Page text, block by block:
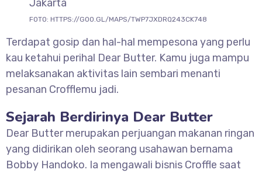
FOTO: HTTPS://GOO.GL/MAPS/TWP7JXDRQ243CK748
Terdapat gosip dan hal-hal mempesona yang perlu
kau ketahui perihal Dear Butter. Kamu juga mampu
melaksanakan aktivitas lain sembari menanti
pesanan Crofflemu jadi.
Sejarah Berdirinya Dear Butter
Dear Butter merupakan perjuangan makanan ringan
yang didirikan oleh seorang usahawan bernama
Bobby Handoko. Ia mengawali bisnis Croffle saat